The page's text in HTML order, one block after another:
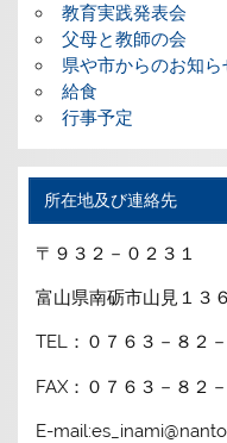
教育実践発表会
父母と教師の会
県や市からのお知ら
給食
行事予定
所在地及び連絡先
〒９３２－０２３１
富山県南砺市山見１３
TEL：０７６３－８２
FAX：０７６３－８２
E-